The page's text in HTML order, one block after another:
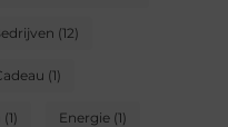
(12)
(1)
(1) Energie (1)